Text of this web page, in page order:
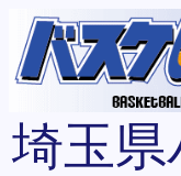
埼玉県